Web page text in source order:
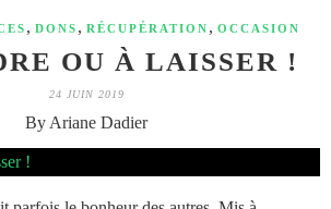
, DONS , RÉCUPÉRATION , OCCASION
OU À LAISSER !
24 JUIN 2019
By Ariane Dadier